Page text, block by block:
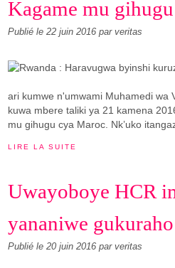
Kagame mu
Publié le 22 juin 2016 par veritas
ari kumwe n'umwami Muhamedi wa
kuwa mbere taliki ya 21 kamena
mu gihugu cya Maroc. Nk’uko
LIRE LA SUITE
Uwayoboye HCR
yananiwe
Publié le 20 juin 2016 par veritas